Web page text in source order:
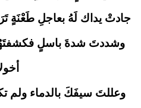
جادتْ يداك لَهُ بعاجلِ طَعْنَةٍ
وشددتَ شدةَ باسلٍ
وعللتَ سيفَكَ بالدماء ولم